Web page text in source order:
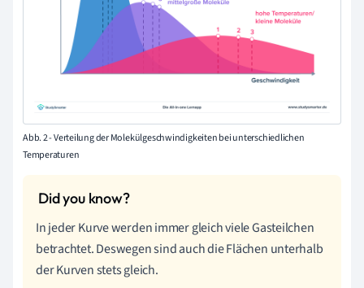
Abb. 2 - Verteilung der Molekülgeschwindigkeiten bei unterschiedlichen
Temperaturen
In jeder Kurve werden immer gleich viele Gasteilchen
betrachtet. Deswegen sind auch die Flächen unterhalb
der Kurven stets gleich.